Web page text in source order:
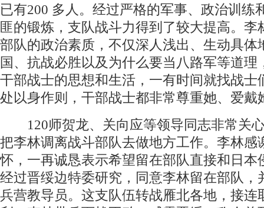
已有200 多人。经过严格的军事、政治训练
匪的锻炼，支队战斗力得到了较大提高。李
部队的政治素质，不仅深人浅出、生动具体
国、抗战必胜以及为什么要当八路军等道理
干部战士的思想和生活，一有时间就找战士
处以身作则，干部战士都非常尊重她、爱戴
120师贺龙、关向应等领导同志非常关
把李林调离战斗部队去做地方工作。李林感
怀，一再诚恳表示希望留在部队直接和日本
经过晋绥边特委研究，同意李林留在部队，
兵营教导员。这支队伍转战雁北各地，接连